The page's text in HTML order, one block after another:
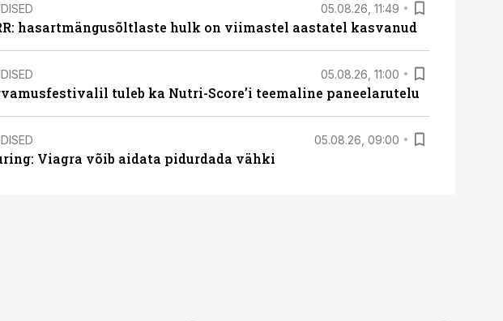
05.08.26, 11:49
hasartmängusõltlaste hulk on viimastel aastatel kasvanud
05.08.26, 11:00
tuleb ka Nutri-Score’i teemaline paneelarutelu
05.08.26, 09:00
Viagra võib aidata pidurdada vähki